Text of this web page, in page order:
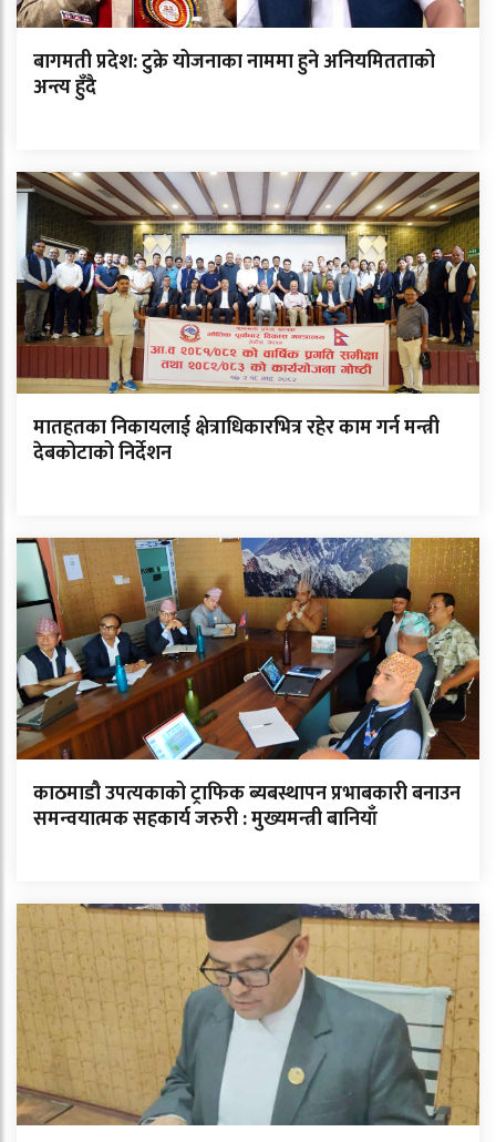
बागमती प्रदेश: टुक्रे योजनाका नाममा हुने अनियमितताको
अन्त्य हुँदै
मातहतका निकायलाई क्षेत्राधिकारभित्र रहेर काम गर्न मन्त्री
देबकोटाको निर्देशन
काठमाडौ उपत्यकाको ट्राफिक ब्यबस्थापन प्रभाबकारी बनाउन
समन्वयात्मक सहकार्य जरुरी : मुख्यमन्त्री बानियाँ